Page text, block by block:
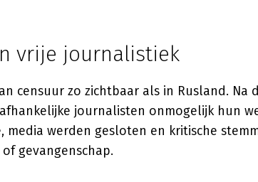
vrije journalistiek
censuur zo zichtbaar als in Rusland. Na
journalisten onmogelijk hun
werden gesloten en kritische
gevangenschap.